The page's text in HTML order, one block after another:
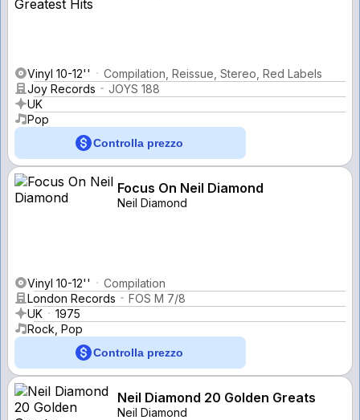
Vinyl 10-12''
Compilation, Reissue, Stereo, Red Labels
Joy Records
JOYS 188
UK
Pop
Controlla prezzo
Focus On Neil Diamond
Neil Diamond
Vinyl 10-12''
Compilation
London Records
FOS M 7/8
UK
1975
Rock, Pop
Controlla prezzo
Neil Diamond 20 Golden Greats
Neil Diamond